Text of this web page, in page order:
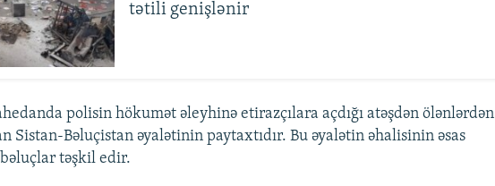
tətili genişlənir
polisin hökumət əleyhinə etirazçılara açdığı atəşdən ölənlərdən
Sistan-Bəluçistan əyalətinin paytaxtıdır. Bu əyalətin əhalisinin əsas
təşkil edir.